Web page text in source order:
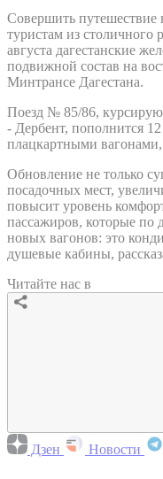
Совершить путешествие
туристам из столичного
августа дагестанские
подвижной состав на
Минтрансе Дагестана.
Поезд № 85/86,
- Дербент, пополнится
плацкартными
Обновление не только
посадочных мест,
повысит уровень
пассажиров, которые по
новых вагонов: это
душевые кабины,
Читайте нас в
Дзен Новости